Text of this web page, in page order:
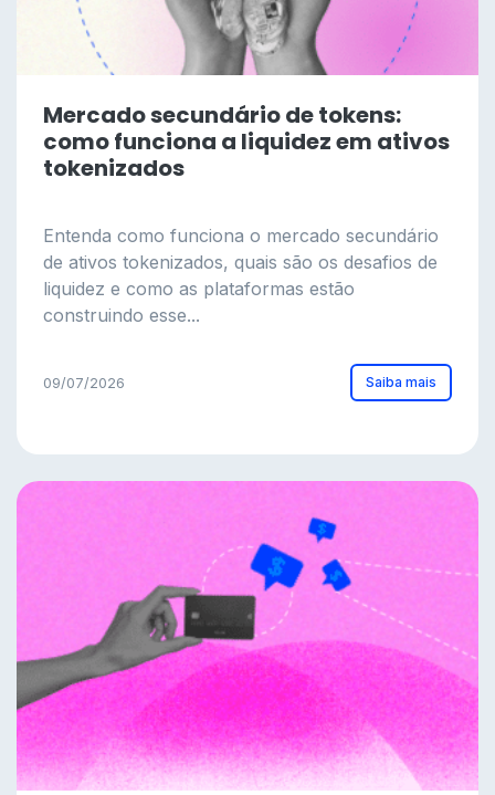
Mercado secundário de tokens:
como funciona a liquidez em ativos
tokenizados
Entenda como funciona o mercado secundário
de ativos tokenizados, quais são os desafios de
liquidez e como as plataformas estão
construindo esse...
09/07/2026 Saiba mais